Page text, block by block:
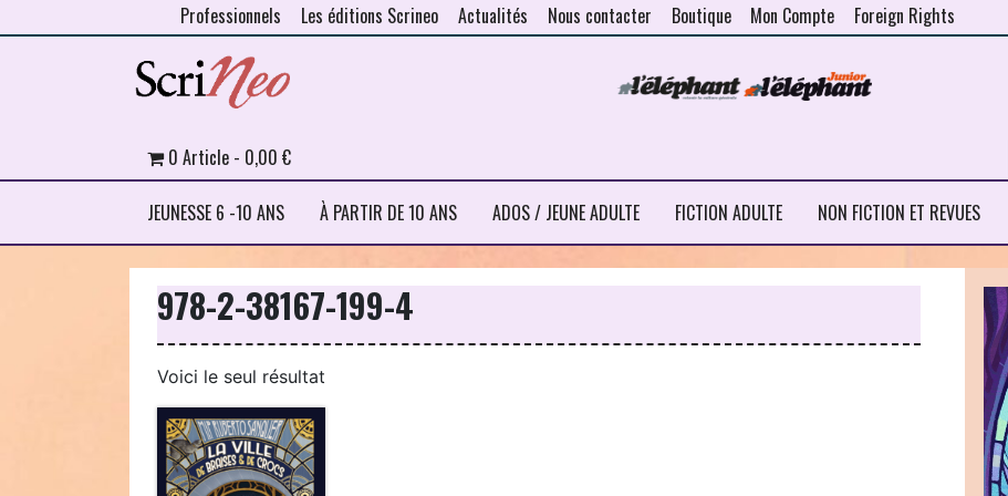
Professionnels Les éditions Scrineo Actualités Nous contacter Boutique Mon Compte Foreign Rights
JEUNESSE 6 -10 ANS À PARTIR DE 10 ANS ADOS / JEUNE ADULTE FICTION ADULTE NON FICTION ET REVUES
0 Article 0,00 €
978-2-38167-199-4
Voici le seul résultat